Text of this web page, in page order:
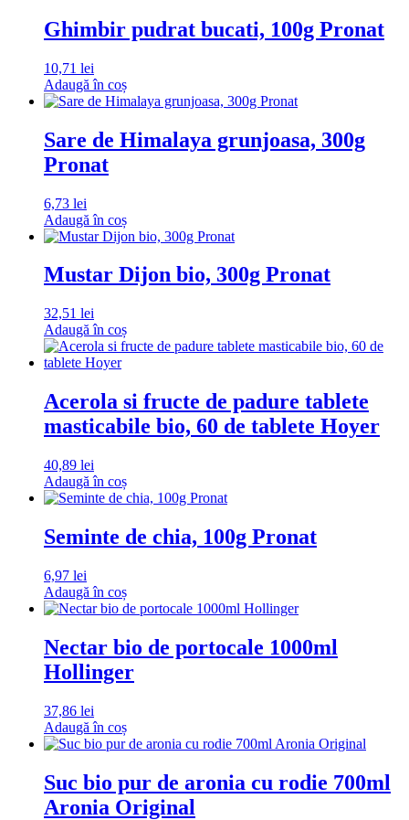
Ghimbir pudrat bucati, 100g Pronat
10,71 lei
Adaugă în coș
Sare de Himalaya grunjoasa, 300g
Pronat
6,73 lei
Adaugă în coș
Mustar Dijon bio, 300g Pronat
32,51 lei
Adaugă în coș
Acerola si fructe de padure tablete
masticabile bio, 60 de tablete Hoyer
40,89 lei
Adaugă în coș
Seminte de chia, 100g Pronat
6,97 lei
Adaugă în coș
Nectar bio de portocale 1000ml
Hollinger
37,86 lei
Adaugă în coș
Suc bio pur de aronia cu rodie 700ml
Aronia Original